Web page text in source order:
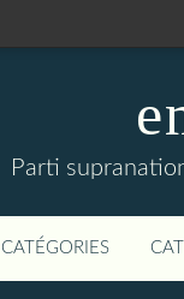
Parti
CATÉGORIES